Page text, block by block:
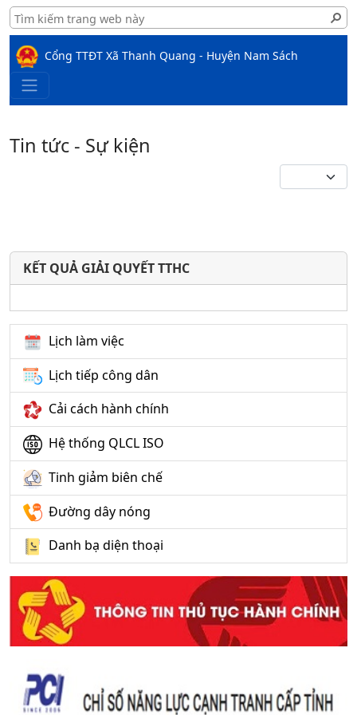
Cổng TTĐT Xã Thanh Quang - Huyện Nam Sách
Tin tức - Sự kiện
KẾT QUẢ GIẢI QUYẾT TTHC
Lịch làm việc
Lịch tiếp công dân
Cải cách hành chính
Hệ thống QLCL ISO
Tinh giảm biên chế
Đường dây nóng
Danh bạ diện thoại